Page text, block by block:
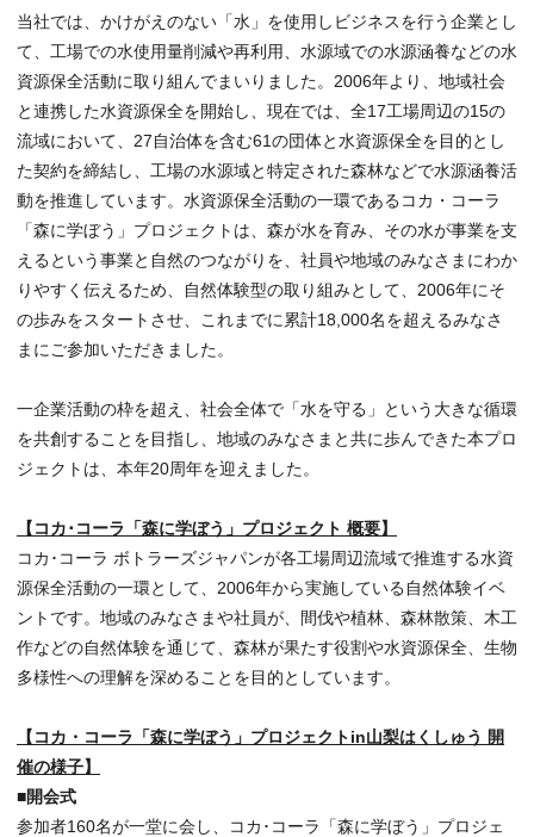
当社では、かけがえのない「水」を使用しビジネスを行う企業とし
て、工場での水使用量削減や再利用、水源域での水源涵養などの水
資源保全活動に取り組んでまいりました。2006年より、地域社会
と連携した水資源保全を開始し、現在では、全17工場周辺の15の
流域において、27自治体を含む61の団体と水資源保全を目的とし
た契約を締結し、工場の水源域と特定された森林などで水源涵養活
動を推進しています。水資源保全活動の一環であるコカ・コーラ
「森に学ぼう」プロジェクトは、森が水を育み、その水が事業を支
えるという事業と自然のつながりを、社員や地域のみなさまにわか
りやすく伝えるため、自然体験型の取り組みとして、2006年にそ
の歩みをスタートさせ、これまでに累計18,000名を超えるみなさ
まにご参加いただきました。
一企業活動の枠を超え、社会全体で「水を守る」という大きな循環
を共創することを目指し、地域のみなさまと共に歩んできた本プロ
ジェクトは、本年20周年を迎えました。
【コカ･コーラ「森に学ぼう」プロジェクト 概要】
コカ･コーラ ボトラーズジャパンが各工場周辺流域で推進する水資
源保全活動の一環として、2006年から実施している自然体験イベ
ントです。地域のみなさまや社員が、間伐や植林、森林散策、木工
作などの自然体験を通じて、森林が果たす役割や水資源保全、生物
多様性への理解を深めることを目的としています。
【コカ・コーラ「森に学ぼう」プロジェクトin山梨はくしゅう 開
催の様子】
■開会式
参加者160名が一堂に会し、コカ･コーラ「森に学ぼう」プロジェ